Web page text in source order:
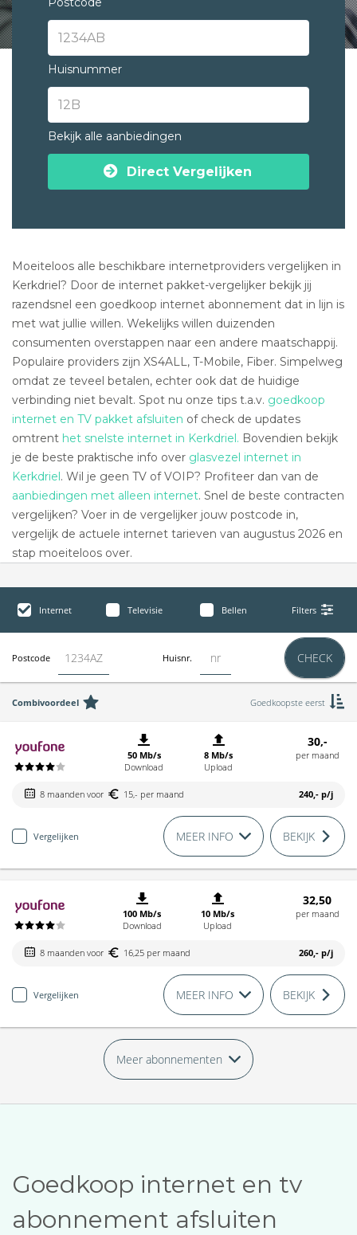
Huisnummer
Bekijk alle aanbiedingen
Direct Vergelijken
Moeiteloos alle beschikbare internetproviders vergelijken in
Kerkdriel? Door de internet pakket-vergelijker bekijk jij
razendsnel een goedkoop internet abonnement dat in lijn is
met wat jullie willen. Wekelijks willen duizenden
consumenten overstappen naar een andere maatschappij.
Populaire providers zijn XS4ALL, T-Mobile, Fiber. Simpelweg
omdat ze teveel betalen, echter ook dat de huidige
verbinding niet bevalt. Spot nu onze tips t.a.v. goedkoop
internet en TV pakket afsluiten of check de updates
omtrent het snelste internet in Kerkdriel. Bovendien bekijk
je de beste praktische info over glasvezel internet in
Kerkdriel. Wil je geen TV of VOIP? Profiteer dan van de
aanbiedingen met alleen internet. Snel de beste contracten
vergelijken? Voer in de vergelijker jouw postcode in,
vergelijk de actuele internet tarieven van augustus 2026 en
stap moeiteloos over.
Internet Televisie Bellen Filters
Postcode Huisnr. CHECK
Combivoordeel Goedkoopste eerst
50 Mb/s
Download
8 Mb/s
Upload
30,-
per maand
8 maanden voor 15,- per maand 240,- p/j
Vergelijken MEER INFO BEKIJK
100 Mb/s
Download
10 Mb/s
Upload
32,50
per maand
8 maanden voor 16,25 per maand 260,- p/j
Vergelijken MEER INFO BEKIJK
Meer abonnementen
Goedkoop internet en tv
abonnement afsluiten